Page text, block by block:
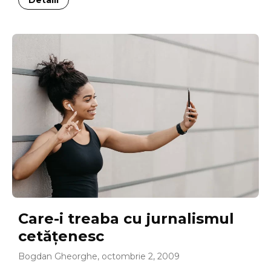
Care-i treaba cu jurnalismul
cetăţenesc
Bogdan Gheorghe, octombrie 2, 2009